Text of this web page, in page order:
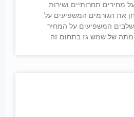
מחירים תחרותיים ושירות
את הגורמים המשפיעים על
המשפיעים על המחיר
של שמש גז בתחום זה.